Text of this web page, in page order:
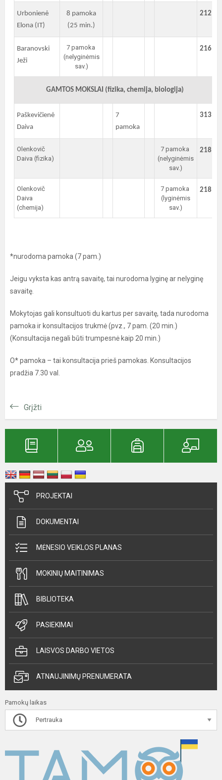
Urbonienė
Elona (IT)
8 pamoka
(25 min.)
212
Baranovski
Ježi
7 pamoka
(nelyginėmis
sav.)
216
GAMTOS MOKSLAI (fizika, chemija, biologija)
Paškevičienė
Daiva
7
pamoka
313
Olenkovič
Daiva (fizika)
7 pamoka
(nelyginėmis
sav.)
218
Olenkovič
Daiva
(chemija)
7 pamoka
(lyginėmis
sav.)
218
*nurodoma pamoka (7 pam.)
Jeigu vyksta kas antrą savaitę, tai nurodoma lyginę ar nelyginę
savaitę.
Mokytojas gali konsultuoti du kartus per savaitę, tada nurodoma
pamoka ir konsultacijos trukmė (pvz., 7 pam. (20 min.)
(Konsultacija negali būti trumpesnė kaip 20 min.)
O* pamoka – tai konsultacija prieš pamokas. Konsultacijos
pradžia 7.30 val.
Grįžti
PROJEKTAI
DOKUMENTAI
MĖNESIO VEIKLOS PLANAS
MOKINIŲ MAITINIMAS
BIBLIOTEKA
PASIEKIMAI
LAISVOS DARBO VIETOS
ATNAUJINIMŲ PRENUMERATA
Pamokų laikas
Pertrauka